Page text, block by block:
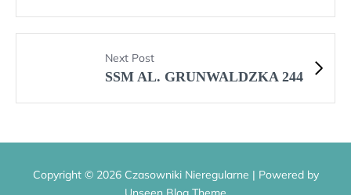
Next Post
SSM AL. GRUNWALDZKA 244
Copyright © 2026 Czasowniki Nieregularne | Powered by